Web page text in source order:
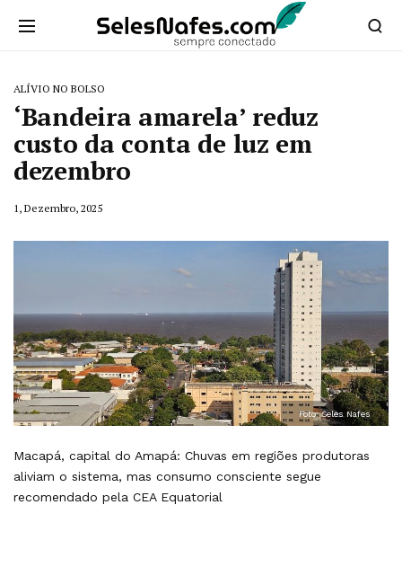
ALÍVIO NO BOLSO
‘Bandeira amarela’ reduz
custo da conta de luz em
dezembro
1, Dezembro, 2025
Foto: Seles Nafes
Macapá, capital do Amapá: Chuvas em regiões produtoras
aliviam o sistema, mas consumo consciente segue
recomendado pela CEA Equatorial